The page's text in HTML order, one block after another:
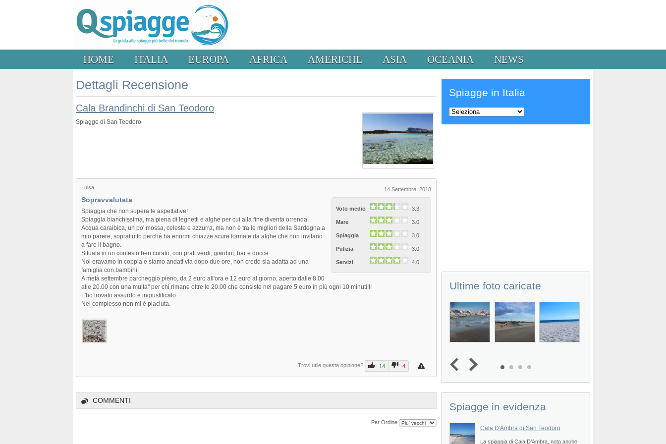
HOME ITALIA EUROPA AFRICA AMERICHE ASIA OCEANIA NEWS
Dettagli Recensione
Cala Brandinchi di San Teodoro
Spiagge di San Teodoro
14 Settembre, 2018
Luisa
Voto medio 3.3
Mare 3.0
Spiaggia 3.0
Pulizia 3.0
Servizi 4.0
Sopravvalutata
Spiaggia che non supera le aspettative!
Spiaggia bianchissima, ma piena di legnetti e alghe per cui alla fine diventa orrenda.
Acqua caraibica, un po' mossa, celeste e azzurra, ma non è tra le migliori della Sardegna a
mio parere, soprattutto perché ha enormi chiazze scure formate da alghe che non invitano
a fare il bagno.
Situata in un contesto ben curato, con prati verdi, giardini, bar e docce.
Noi eravamo in coppia e siamo andati via dopo due ore, non credo sia adatta ad una
famiglia con bambini.
A metà settembre parcheggio pieno, da 2 euro all'ora e 12 euro al giorno, aperto dalle 8.00
alle 20.00 con una multa" per chi rimane oltre le 20.00 che consiste nel pagare 5 euro in più ogni 10 minuti!!!
L'ho trovato assurdo e ingiustificato.
Nel complesso non mi è piaciuta.
Trovi utile questa opinione? 14 4
COMMENTI
Per Ordine
Spiagge in Italia
Ultime foto caricate
1 2 3 4
Spiagge in evidenza
Spiaggia dell'Impostu di San Teodoro Cala D'Ambra di San Teodoro
La spiaggia di Cala D’Ambra, nota anche